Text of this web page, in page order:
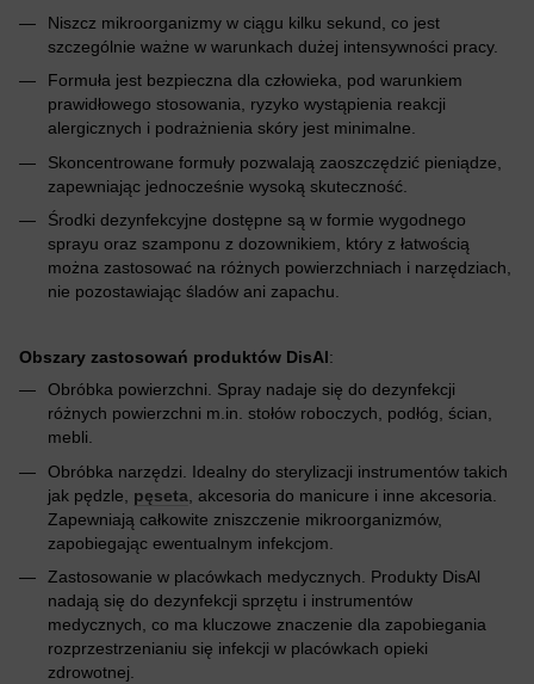
Niszcz mikroorganizmy w ciągu kilku sekund, co jest
szczególnie ważne w warunkach dużej intensywności pracy.
Formuła jest bezpieczna dla człowieka, pod warunkiem
prawidłowego stosowania, ryzyko wystąpienia reakcji
alergicznych i podrażnienia skóry jest minimalne.
Skoncentrowane formuły pozwalają zaoszczędzić pieniądze,
zapewniając jednocześnie wysoką skuteczność.
Środki dezynfekcyjne dostępne są w formie wygodnego
sprayu oraz szamponu z dozownikiem, który z łatwością
można zastosować na różnych powierzchniach i narzędziach,
nie pozostawiając śladów ani zapachu.
Obszary zastosowań produktów DisAl:
Obróbka powierzchni. Spray nadaje się do dezynfekcji
różnych powierzchni m.in. stołów roboczych, podłóg, ścian,
mebli.
Obróbka narzędzi. Idealny do sterylizacji instrumentów takich
jak pędzle, pęseta , akcesoria do manicure i inne akcesoria.
Zapewniają całkowite zniszczenie mikroorganizmów,
zapobiegając ewentualnym infekcjom.
Zastosowanie w placówkach medycznych. Produkty DisAl
nadają się do dezynfekcji sprzętu i instrumentów
medycznych, co ma kluczowe znaczenie dla zapobiegania
rozprzestrzenianiu się infekcji w placówkach opieki
zdrowotnej.